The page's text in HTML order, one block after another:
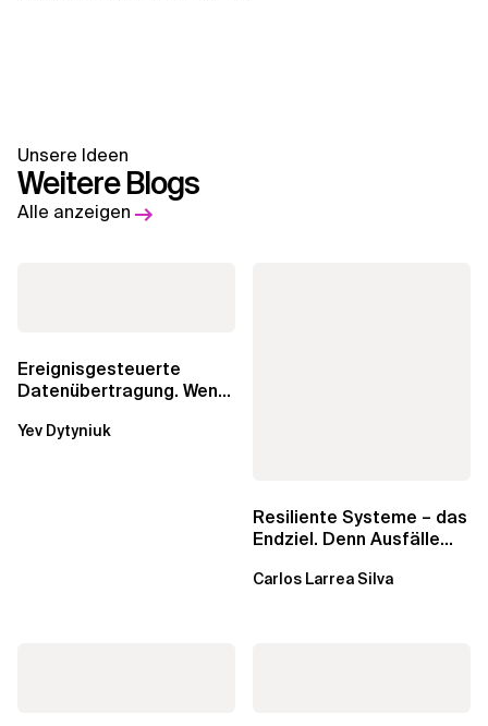
Unsere Ideen
Weitere Blogs
Alle anzeigen
Ereignisgesteuerte
Datenübertragung. Wenn
Kombination aus SQS
Yev Dytyniuk
Resiliente Systeme – das
Endziel. Denn Ausfälle
Carlos Larrea Silva